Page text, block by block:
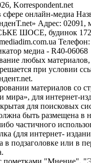
Korrespondent.net
сфере онлайн-медиа
Адрес: 02091,
ШОСЕ, будинок 172-
медиа - R40-06068
любых
при условии
материалов со
мира», для интернет-
для поисковых
быть размещена в
частичного
(для интернет-
в подзаголовке или в